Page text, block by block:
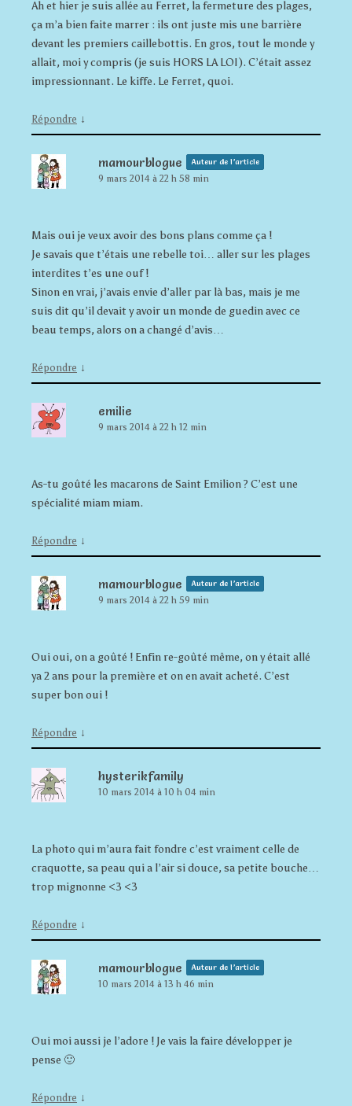
Ah et hier je suis allée au Ferret, la fermeture des plages,
ça m’a bien faite marrer : ils ont juste mis une barrière
devant les premiers caillebottis. En gros, tout le monde y
allait, moi y compris (je suis HORS LA LOI). C’était assez
impressionnant. Le kiffe. Le Ferret, quoi.
Répondre ↓
mamourblogue Auteur de l’article
9 mars 2014 à 22 h 58 min
Mais oui je veux avoir des bons plans comme ça !
Je savais que t’étais une rebelle toi… aller sur les plages
interdites t’es une ouf !
Sinon en vrai, j’avais envie d’aller par là bas, mais je me
suis dit qu’il devait y avoir un monde de guedin avec ce
beau temps, alors on a changé d’avis…
Répondre ↓
emilie
9 mars 2014 à 22 h 12 min
As-tu goûté les macarons de Saint Emilion ? C’est une
spécialité miam miam.
Répondre ↓
mamourblogue Auteur de l’article
9 mars 2014 à 22 h 59 min
Oui oui, on a goûté ! Enfin re-goûté même, on y était allé
ya 2 ans pour la première et on en avait acheté. C’est
super bon oui !
Répondre ↓
hysterikfamily
10 mars 2014 à 10 h 04 min
La photo qui m’aura fait fondre c’est vraiment celle de
craquotte, sa peau qui a l’air si douce, sa petite bouche…
trop mignonne <3 <3
Répondre ↓
mamourblogue Auteur de l’article
10 mars 2014 à 13 h 46 min
Oui moi aussi je l’adore ! Je vais la faire développer je
pense 🙂
Répondre ↓